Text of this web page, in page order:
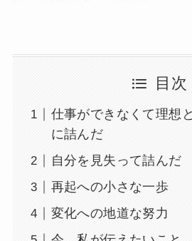
目次
仕事ができなくて理想
に詰んだ
自分を見失って詰んだ
再起への小さな一歩
変化への地道な努力